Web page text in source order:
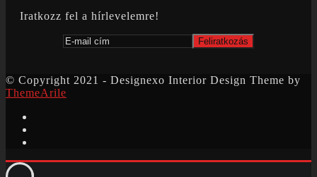
Iratkozz fel a hírlevelemre!
© Copyright 2021 - Designexo Interior Design Theme by
ThemeArile